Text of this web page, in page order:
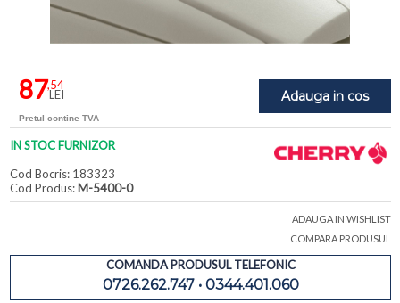
Adauga in cos
87,54
LEI
Pretul contine TVA
IN STOC FURNIZOR
Cod Bocris: 183323
Cod Produs: M-5400-0
ADAUGA IN WISHLIST
COMPARA PRODUSUL
COMANDA PRODUSUL TELEFONIC
0726.262.747 • 0344.401.060